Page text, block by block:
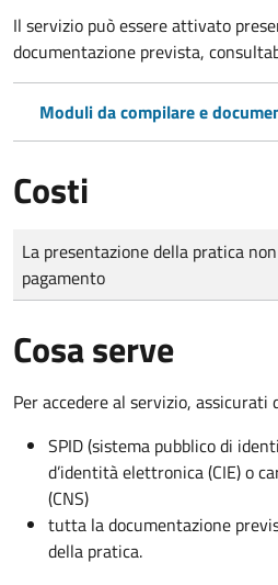
Il servizio può essere attivato
documentazione prevista,
Moduli da compilare e
Costi
Tipo di pagamento
Importo
La presentazione della pratica
pagamento
Cosa serve
Per accedere al servizio, assicurati
SPID (sistema pubblico di
d’identità elettronica (CIE) o
(CNS)
tutta la documentazione
della pratica.